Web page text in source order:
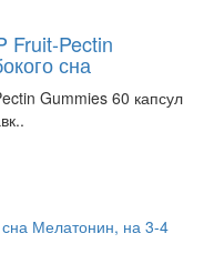
Fruit-Pectin
сна
Gummies 60 капсул